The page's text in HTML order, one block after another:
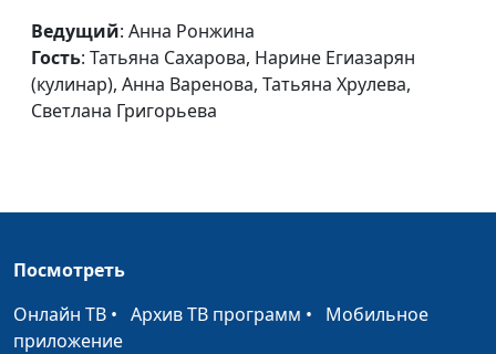
Ангелика Львова, Дарья
Ржанова, Полина
Зайцева
Неровня, Юлия
Идеальная пара
Ведущий: Анна Ронжина
Гость: Татьяна Сахарова, Нарине Егиазарян
(кулинар), Анна Варенова, Татьяна Хрулева,
Светлана Григорьева
Посмотреть
Онлайн ТВ • Архив ТВ программ • Мобильное
приложение